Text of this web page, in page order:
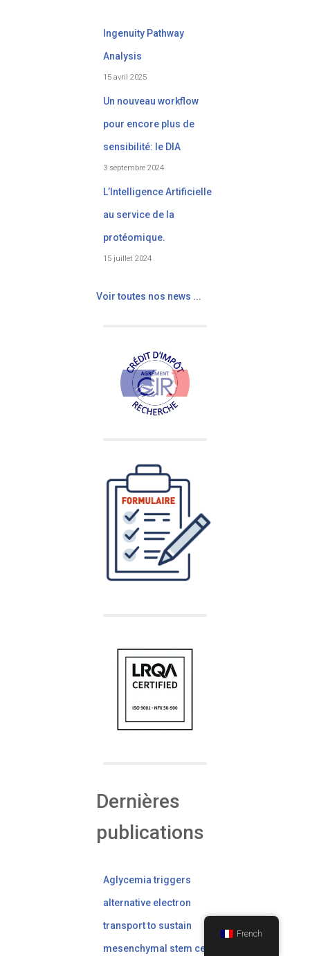
Ingenuity Pathway
Analysis
15 avril 2025
Un nouveau workflow
pour encore plus de
sensibilité: le DIA
3 septembre 2024
L’Intelligence Artificielle
au service de la
protéomique.
15 juillet 2024
Voir toutes nos news ...
Dernières
publications
Aglycemia triggers
alternative electron
transport to sustain
mesenchymal stem cell
French